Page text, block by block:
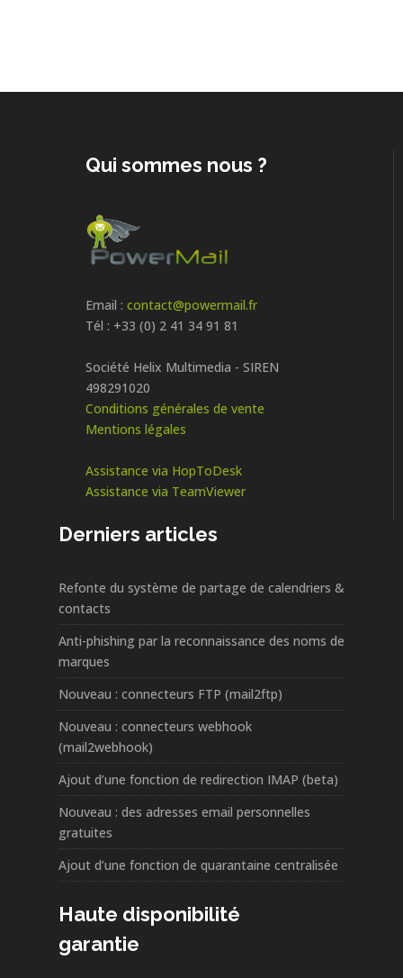
Qui sommes nous ?
Email : contact@powermail.fr
Tél : +33 (0) 2 41 34 91 81
Société Helix Multimedia - SIREN
498291020
Conditions générales de vente
Mentions légales
Assistance via HopToDesk
Assistance via TeamViewer
Derniers articles
Refonte du système de partage de calendriers &
contacts
Anti-phishing par la reconnaissance des noms de
marques
Nouveau : connecteurs FTP (mail2ftp)
Nouveau : connecteurs webhook
(mail2webhook)
Ajout d’une fonction de redirection IMAP (beta)
Nouveau : des adresses email personnelles
gratuites
Ajout d’une fonction de quarantaine centralisée
Haute disponibilité
garantie